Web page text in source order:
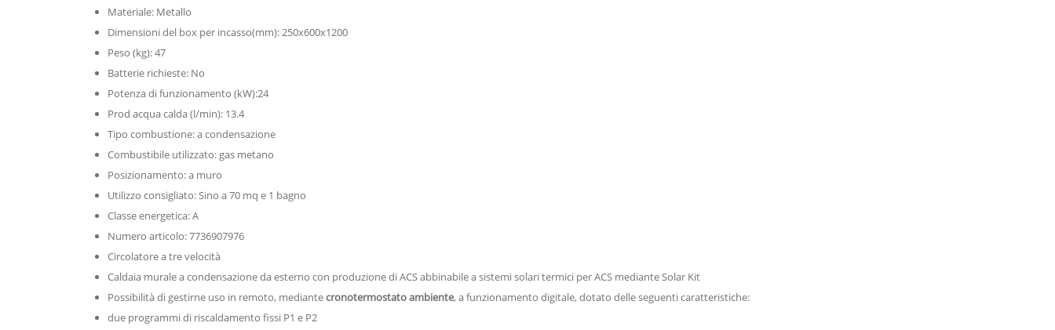
Materiale: Metallo
Dimensioni del box per incasso(mm): 250x600x1200
Peso (kg): 47
Batterie richieste: No
Potenza di funzionamento (kW):24
Prod acqua calda (l/min): 13.4
Tipo combustione: a condensazione
Combustibile utilizzato: gas metano
Posizionamento: a muro
Utilizzo consigliato: Sino a 70 mq e 1 bagno
Classe energetica: A
Numero articolo:7736907976
Circolatore a tre velocità
Caldaia murale a condensazione da esterno con produzione di ACS abbinabile a sistemi solari termici per ACS mediante Solar Kit
Possibilità di gestirne uso in remoto, mediantecronotermostato ambiente, a funzionamento digitale, dotato delle seguenti caratteristiche:
due programmi di riscaldamento fissi P1 e P2